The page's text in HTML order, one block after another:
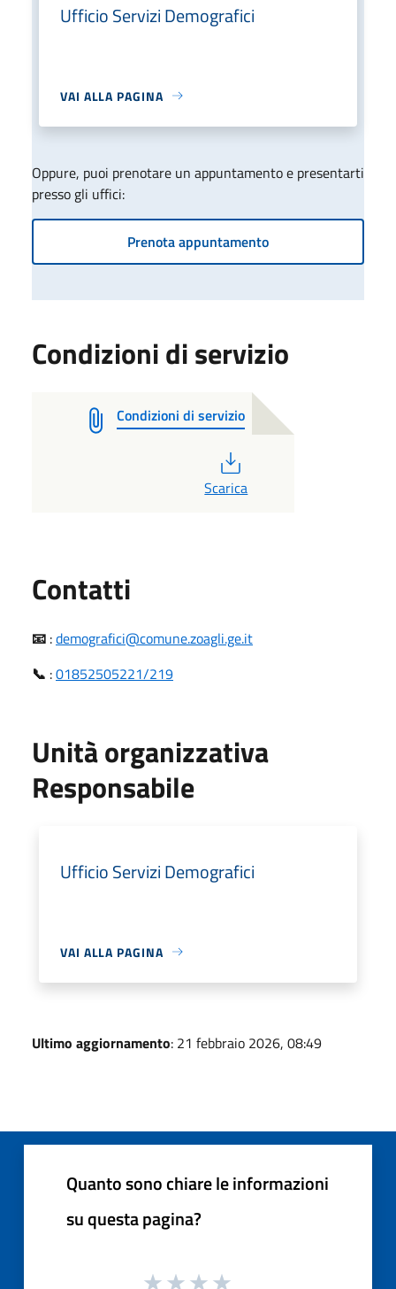
Ufficio Servizi Demografici
VAI ALLA PAGINA
Oppure, puoi prenotare un appuntamento e presentarti
presso gli uffici:
Prenota appuntamento
Condizioni di servizio
Condizioni di servizio
Scarica
Contatti
📧 :demografici@comune.zoagli.ge.it
📞 :01852505221/219
Unità organizzativa
Responsabile
Ufficio Servizi Demografici
VAI ALLA PAGINA
Ultimo aggiornamento: 21 febbraio 2026, 08:49
Quanto sono chiare le informazioni
su questa pagina?